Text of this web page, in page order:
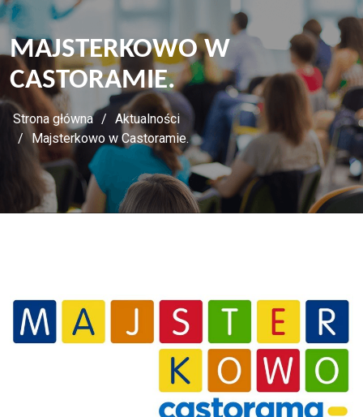
MAJSTERKOWO W
CASTORAMIE.
Strona główna
Aktualności
Majsterkowo w Castoramie.